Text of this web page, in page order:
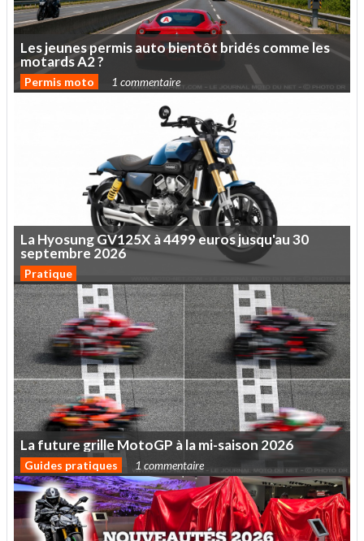
Lesjeunespermisautobientôt bridéscommeles
motardsA2?
Permis moto 1 commentaire
LaHyosungGV125X à4499eurosjusqu'au30
septembre2026
Pratique
Lafuturegrille MotoGP àlami-saison 2026
Guides pratiques 1 commentaire